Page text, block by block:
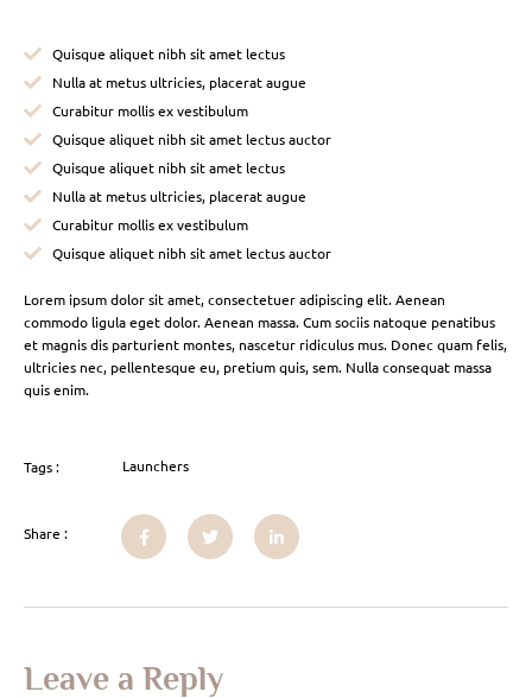
Quisque aliquet nibh sit amet lectus
Nulla at metus ultricies, placerat augue
Curabitur mollis ex vestibulum
Quisque aliquet nibh sit amet lectus auctor
Quisque aliquet nibh sit amet lectus
Nulla at metus ultricies, placerat augue
Curabitur mollis ex vestibulum
Quisque aliquet nibh sit amet lectus auctor
Lorem ipsum dolor sit amet, consectetuer adipiscing elit. Aenean
commodo ligula eget dolor. Aenean massa. Cum sociis natoque penatibus
et magnis dis parturient montes, nascetur ridiculus mus. Donec quam felis,
ultricies nec, pellentesque eu, pretium quis, sem. Nulla consequat massa
quis enim.
Tags : Launchers
Share :
Leave a Reply